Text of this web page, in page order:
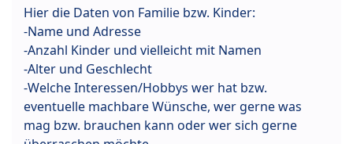
Hier die Daten von Familie bzw. Kinder:
-Name und Adresse
-Anzahl Kinder und vielleicht mit Namen
-Alter und Geschlecht
-Welche Interessen/Hobbys wer hat bzw.
eventuelle machbare Wünsche, wer gerne was
mag bzw. brauchen kann oder wer sich gerne